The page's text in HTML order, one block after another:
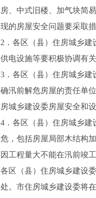
房、中式旧楼、加气块简
现的房屋安全问题要采取
2．各区（县）住房城乡
供电设施等要积极协调有
3．各区（县）住房城乡
确汛前解危房屋的责任单
房城乡建设委房屋安全和设
4．各区（县）住房城乡建
危，包括房屋局部木结构
因工程量大不能在汛前竣
各区（县）住房城乡建设
处。市住房城乡建设委将